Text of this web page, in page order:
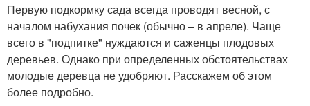
Первую подкормку сада всегда проводят весной, с
началом набухания почек (обычно – в апреле). Чаще
всего в "подпитке" нуждаются и саженцы плодовых
деревьев. Однако при определенных обстоятельствах
молодые деревца не удобряют. Расскажем об этом
более подробно.